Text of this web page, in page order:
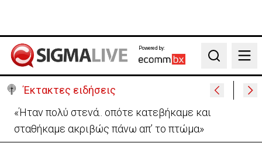
Powered by:
Search
Έκτακτες ειδήσεις
«Ήταν πολύ στενά.. οπότε κατεβήκαμε και
σταθήκαμε ακριβώς πάνω απ’ το πτώμα»